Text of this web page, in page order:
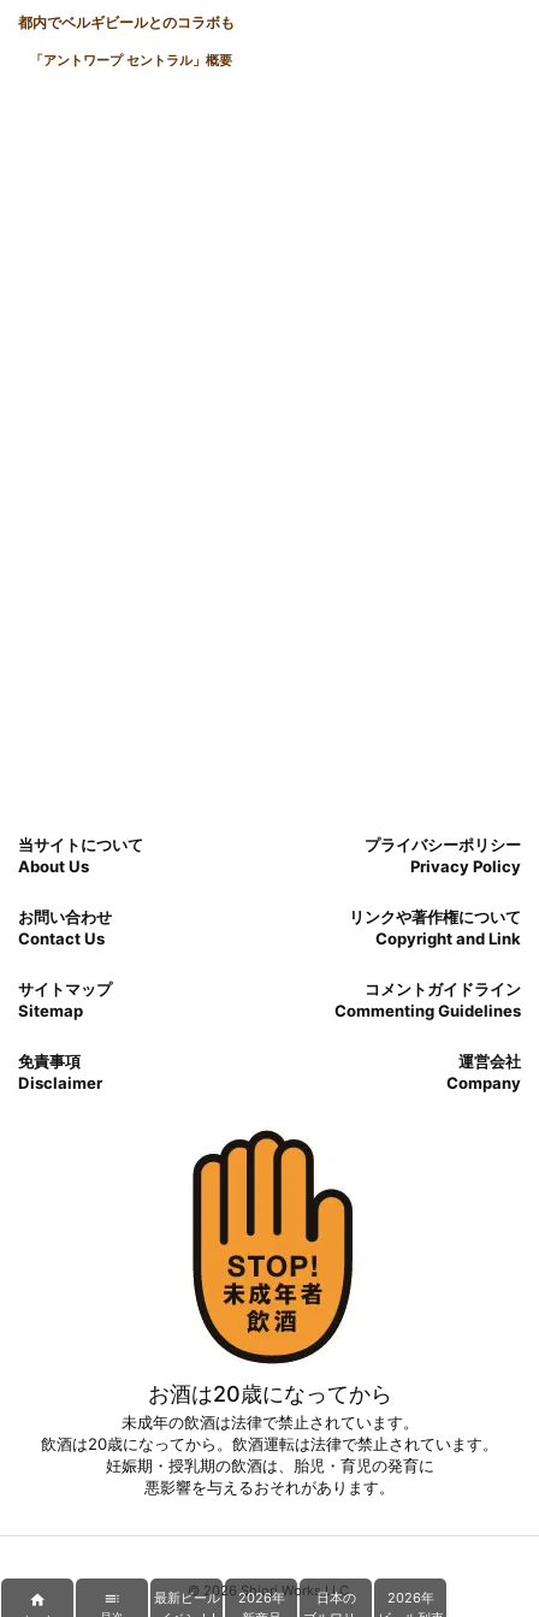
都内でベルギビールとのコラボも
「アントワープ セントラル」概要
当サイトについて
About Us
プライバシーポリシー
Privacy Policy
お問い合わせ
Contact Us
リンクや著作権について
Copyright and Link
サイトマップ
Sitemap
コメントガイドライン
Commenting Guidelines
免責事項
Disclaimer
運営会社
Company
お酒は20歳になってから
未成年の飲酒は法律で禁止されています。
飲酒は20歳になってから。飲酒運転は法律で禁止されています。
妊娠期・授乳期の飲酒は、胎児・育児の発育に
悪影響を与えるおそれがあります。
© 2026 Shiori Works LLC.
 
最新ビール
2026年
日本の
2026年